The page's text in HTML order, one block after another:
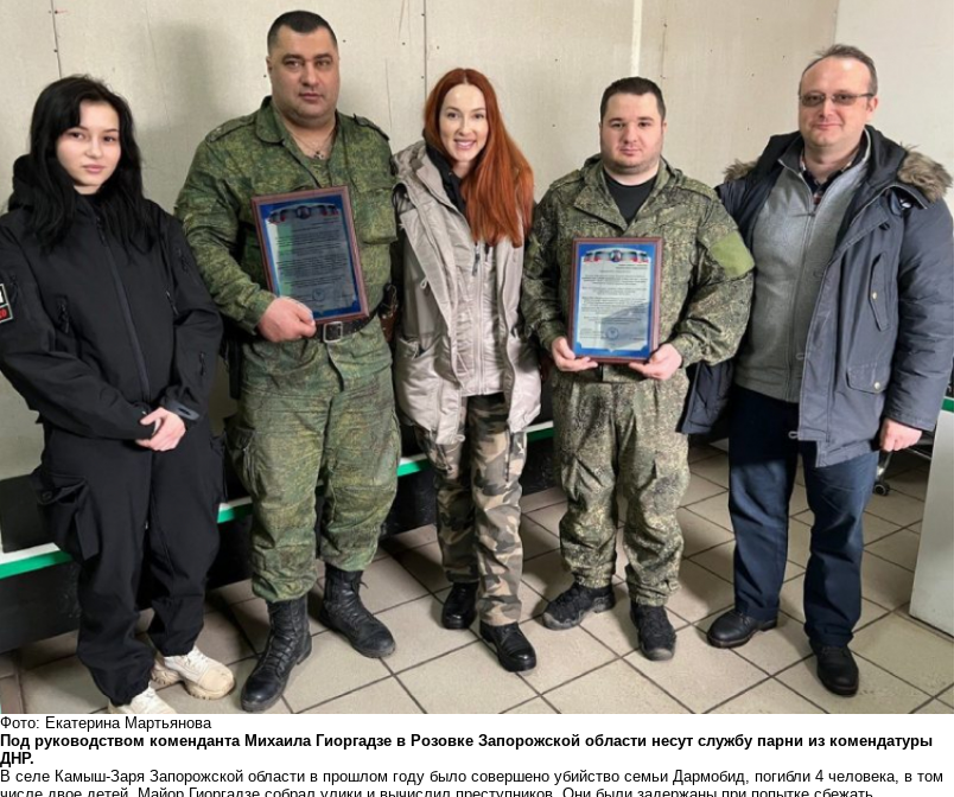
Фото: Екатерина Мартьянова
Под руководством коменданта Михаила Гиоргадзе в Розовке Запорожской области несут службу парни из комендатуры
ДНР.
В селе Камыш-Заря Запорожской области в прошлом году было совершено убийство семьи Дармобид, погибли 4 человека, в том